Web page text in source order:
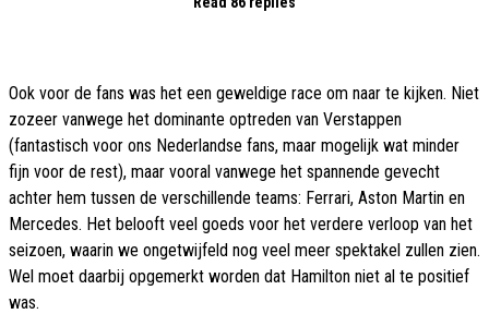
Ook voor de fans was het een geweldige race om naar te kijken. Niet
zozeer vanwege het dominante optreden van Verstappen
(fantastisch voor ons Nederlandse fans, maar mogelijk wat minder
fijn voor de rest), maar vooral vanwege het spannende gevecht
achter hem tussen de verschillende teams: Ferrari, Aston Martin en
Mercedes. Het belooft veel goeds voor het verdere verloop van het
seizoen, waarin we ongetwijfeld nog veel meer spektakel zullen zien.
Wel moet daarbij opgemerkt worden dat Hamilton niet al te positief
was.